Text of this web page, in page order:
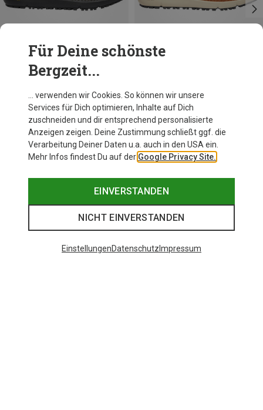
Damen Logger 917 GTX Schuhe
279,95 €
Für Deine schönste
Bergzeit...
… verwenden wir Cookies. So können wir unsere
Services für Dich optimieren, Inhalte auf Dich
zuschneiden und dir entsprechend personalisierte
Anzeigen zeigen. Deine Zustimmung schließt ggf. die
Verarbeitung Deiner Daten u.a. auch in den USA ein.
Mehr Infos findest Du auf der Google Privacy Site.
EINVERSTANDEN
NICHT EINVERSTANDEN
EinstellungenDatenschutz Impressum